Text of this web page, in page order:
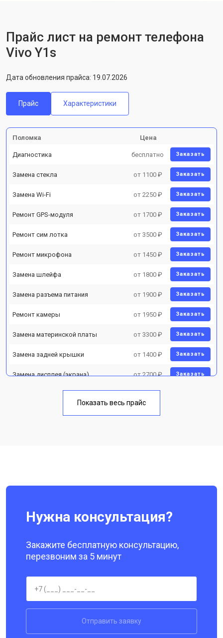
Прайс лист на ремонт телефона
Vivo Y1s
Дата обновления прайса: 19.07.2026
Прайс Характеристики
Поломка Цена
Диагностика бесплатно Заказать
Замена стекла от 1100 ₽ Заказать
Замена Wi-Fi от 2250 ₽ Заказать
Ремонт GPS-модуля от 1700 ₽ Заказать
Ремонт сим лотка от 3500 ₽ Заказать
Ремонт микрофона от 1450 ₽ Заказать
Замена шлейфа от 1800 ₽ Заказать
Замена разъема питания от 1900 ₽ Заказать
Ремонт камеры от 1950 ₽ Заказать
Замена материнской платы от 3300 ₽ Заказать
Замена задней крышки от 1400 ₽ Заказать
Замена дисплея (экрана) от 2700 ₽ Заказать
Замена кнопки включения от 1750 ₽
Показать весь прайс
Нужна консультация?
Закажите бесплатную консультацию,
перезвоним за 5 минут
Отправить заявку